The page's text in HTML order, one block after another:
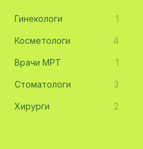
Гинекологи 1
Косметологи 4
Врачи МРТ 1
Стоматологи 3
Хирурги 2